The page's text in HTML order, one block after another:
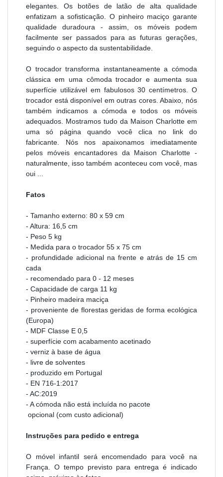
elegantes. Os botões de latão de alta qualidade
enfatizam a sofisticação. O pinheiro maciço garante
qualidade duradoura - assim, os móveis podem
facilmente ser passados para as futuras gerações,
seguindo o aspecto da sustentabilidade.
O trocador transforma instantaneamente a cómoda
clássica em uma cômoda trocador e aumenta sua
superfície utilizável em fabulosos 30 centímetros. O
trocador está disponível em outras cores. Abaixo, nós
também indicamos a cómoda e todos os móveis
adequados. Mostramos tudo da Maison Charlotte em
uma só página quando você clica no link do
fabricante. Nós nos apaixonamos imediatamente
pelos móveis encantadores da Maison Charlotte -
naturalmente, isso também aconteceu com você, mas
oui ...
Fatos
- Tamanho externo: 80 x 59 cm
- Altura: 16,5 cm
- Peso 5 kg
- Medida para o trocador 55 x 75 cm
- profundidade adicional na frente e atrás de 15 cm
cada
- recomendado para 0 - 12 meses
- Capacidade de carga 11 kg
- Pinheiro madeira maciça
- proveniente de florestas geridas de forma ecológica
(Europa)
- MDF Classe E 0,5
- superfície com acabamento acetinado
- verniz à base de água
- livre de solventes
- produzido em Portugal
- EN 716-1:2017
- AC:2019
- A cómoda não está incluída no pacote
opcional (com custo adicional)
Instruções para pedido e entrega
O móvel infantil será encomendado para você na
França. O tempo previsto para entrega é indicado